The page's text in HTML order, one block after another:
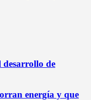
desarrollo de
energía y que